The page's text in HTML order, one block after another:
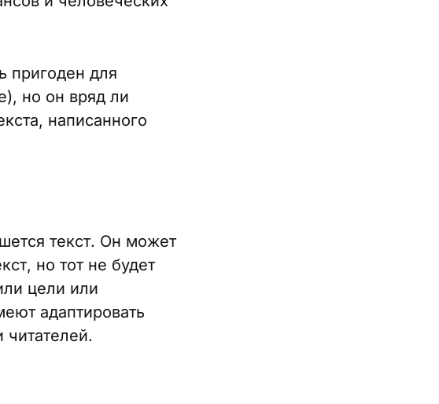
пригоден для
но он вряд ли
написанного
текст. Он может
но тот не будет
цели или
адаптировать
читателей.